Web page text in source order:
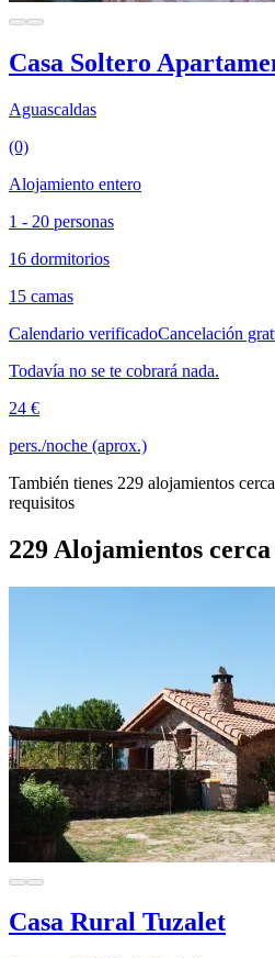
Casa Soltero
Aguascaldas
(0)
Alojamiento entero
1 - 20 personas
16 dormitorios
15 camas
Calendario verificadoCancelación
Todavía no se te cobrará nada.
24 €
pers./noche (aprox.)
También tienes 229 alojamientos
requisitos
229 Alojamientos
Casa Rural Tuzalet